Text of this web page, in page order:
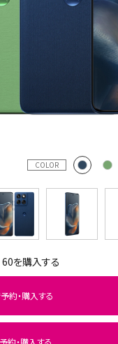
COLOR
を購入する
約・購入する